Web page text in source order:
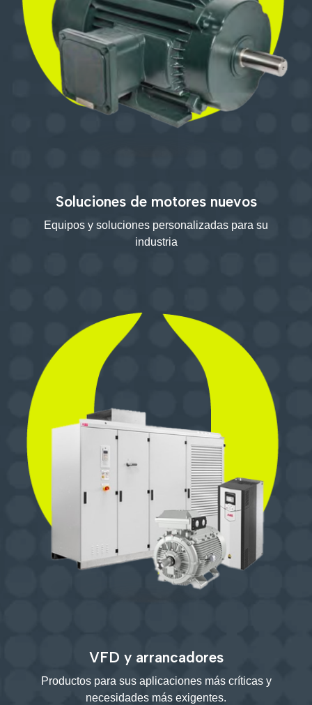
Soluciones de motores nuevos
Equipos y soluciones personalizadas para su
industria
VFD y arrancadores
Productos para sus aplicaciones más críticas y
necesidades más exigentes.